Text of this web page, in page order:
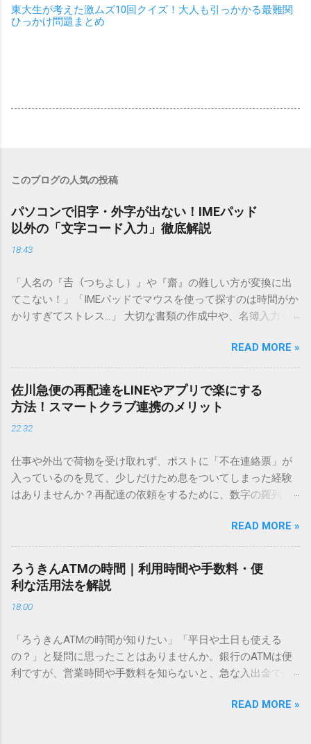
東大生が考えた激ムズ10回クイズ！大人も引っかかる最難関
ひっかけ問題まとめ
このブログの人気の投稿
パソコンで旧字・外字が出ない！IMEパッド
以外の「文字コード入力」徹底解説
18:43
「人名の『𠮷（つちよし）』や『齋』の難しい方が変換に出
てこない！」「IMEパッドでマウスを使って探すのは時間がか
かりすぎてストレス…」 大切な書類の作成中や、名簿入力を
てしまいますよね。多くの人が「IMEパッド（手書き入力）」
を使いますが、実はマウスで一画ずつ書くのは非効率です
し、似た漢字が多すぎて結局見つからないことも少なくあり
ません。 そこで今回は、IMEパッドを使わずに、特定のコー
ドを打ち込むだけで一瞬で旧字や外字、特殊記号を呼び出す
「文字コード入力」のテクニックを詳しく解説します。 この
必要はありません。 1. なぜ「変換」しても旧字・外字が出て
こないのか？ そもそも、なぜ普通の変換で出てこない漢字が
あるのでしょうか。その理由は、パソコンが文字を認識する
は、JIS規格（日本産業規格）によって「第1水準」「第2水
準」といった形で整理されています。しかし、人名や地名に
使われる非常に古い漢字（旧字）や、特定の組織だけで作ら
れた「外字」は、この一般的な変換リストに含まれていない
ン上のすべての文字には、いわば「住所」のような番号が割
り振られています。変換候補に出ない文字でも、この住所
（コード）を直接指定すれば、確実に呼び出すことができる
のです。 2. Windows標準機能！文字コードで漢字を出す「16
進数入力」 最も汎用性が高く、特別なソフトも不要なのが
READ MORE »
佐川急便の再配達をLINEやアプリで楽にする
方法！スマートクラブ連携のメリット
22:32
仕事や外出で荷物を受け取れず、ポストに「不在連絡票」が
入っているのを見て、少しだけため息をついてしまった経験
はありませんか？再配達の依頼をするために、数字の羅列を
ことに申し訳なさを感じたりすることもあるかもしれませ
ん。 「もっとスムーズに、自分のタイミングで受け取りた
い」 「わざわざ電話をかけずに、スマホ一つで完結させた
い」 そんな願いを叶えてくれるのが、佐川急便の会員制サー
ビス「スマートクラブ」と、LINEや公式アプリの連携です。
これらを活用するだけで、再配達のストレスは驚くほど軽く
受け取り術と、連携による具体的なメリットを徹底解説しま
す。 佐川急便の再配達が劇的に変わる「スマートクラブ」と
は？ まず押さえておきたいのが、佐川急便の個人向け無料会
況をリアルタイムで管理するための基盤となるサービスで
READ MORE »
ろうきんATMの時間｜利用時間や手数料・便
利な活用法を解説
18:00
「ろうきんATMの時間が知りたい」「平日や土日も使える
の？」と疑問に思ったことはありませんか。銀行のATMは便
利ですが、営業時間や手数料を知らないと、急な入出金で困
ATM営業時間や利用の注意点、便利な活用法 を詳しく解説し
READ MORE »